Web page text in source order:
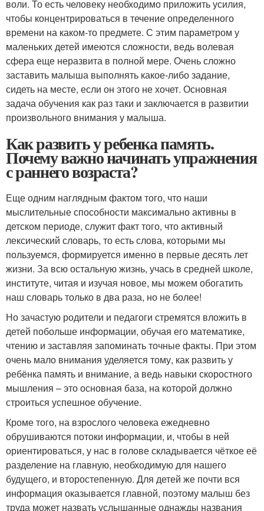
воли. То есть человеку необходимо приложить усилия,
чтобы концентрироваться в течение определенного
времени на каком-то предмете. С этим параметром у
маленьких детей имеются сложности, ведь волевая
сфера еще неразвита в полной мере. Очень сложно
заставить малыша выполнять какое-либо задание,
сидеть на месте, если он этого не хочет. Основная
задача обучения как раз таки и заключается в развитии
произвольного внимания у малыша.
Как развить у ребенка память.
Почему важно начинать упражнения
с раннего возраста?
Еще одним наглядным фактом того, что наши
мыслительные способности максимально активны в
детском периоде, служит факт того, что активный
лексический словарь, то есть слова, которыми мы
пользуемся, формируется именно в первые десять лет
жизни. За всю остальную жизнь, учась в средней школе,
институте, читая и изучая новое, мы можем обогатить
наш словарь только в два раза, но не более!
Но зачастую родители и педагоги стремятся вложить в
детей побольше информации, обучая его математике,
чтению и заставляя запоминать точные факты. При этом
очень мало внимания уделяется тому, как развить у
ребёнка память и внимание, а ведь навыки скоростного
мышления – это основная база, на которой должно
строиться успешное обучение.
Кроме того, на взрослого человека ежедневно
обрушиваются потоки информации, и, чтобы в ней
ориентироваться, у нас в голове складывается чёткое её
разделение на главную, необходимую для нашего
будущего, и второстепенную. Для детей же почти вся
информация оказывается главной, поэтому малыш без
труда может назвать услышанные однажды названия